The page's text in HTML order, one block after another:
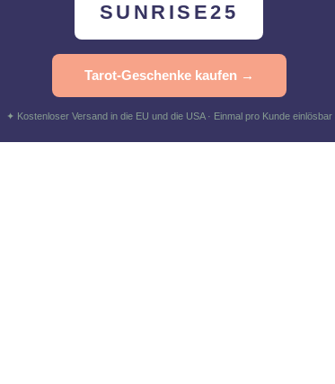
SUNRISE25
Tarot-Geschenke kaufen →
✦ Kostenloser Versand in die EU und die USA · Einmal pro Kunde einlösbar